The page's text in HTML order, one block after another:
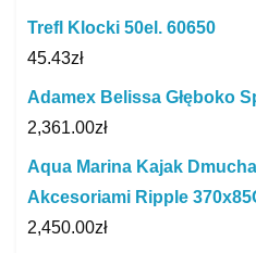
Trefl Klocki 50el. 60650
45.43zł
Adamex Belissa Głęboko
2,361.00zł
Aqua Marina Kajak
Akcesoriami Ripple
2,450.00zł